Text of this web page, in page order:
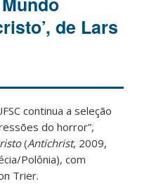
de Lars
continua a seleção
do horror”,
(Antichrist, 2009,
Polônia), com
Trier.